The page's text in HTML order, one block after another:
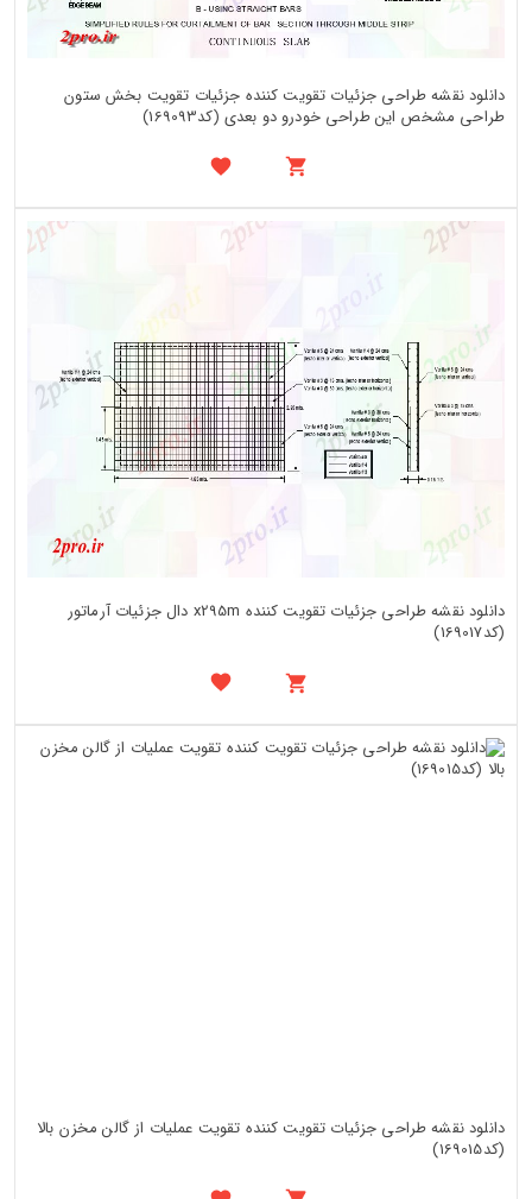
دانلود نقشه طراحی جزئیات تقویت کننده جزئیات تقویت بخش ستون
طراحی مشخص این طراحی خودرو دو بعدی (کد169093)
دانلود نقشه طراحی جزئیات تقویت کننده x295m دال جزئیات آرماتور
(کد169017)
دانلود نقشه طراحی جزئیات تقویت کننده تقویت عملیات از گالن مخزن بالا
(کد169015)